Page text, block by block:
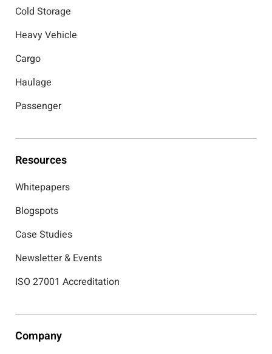
Cold Storage
Heavy Vehicle
Cargo
Haulage
Passenger
Resources
Whitepapers
Blogspots
Case Studies
Newsletter & Events
ISO 27001 Accreditation
Company